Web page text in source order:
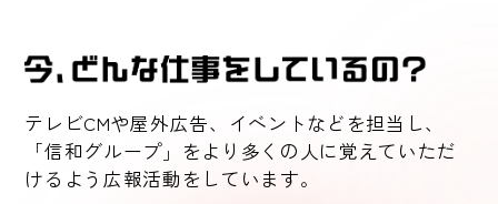
テレビCMや屋外広告、イベントなどを担当し、
「信和グループ」をより多くの人に覚えていただ
けるよう広報活動をしています。